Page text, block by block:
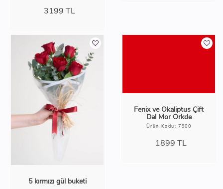
3199 TL
5 kırmızı gül buketi
Fenix ve Okaliptus Çift
Dal Mor Orkde
Ürün Kodu: 7900
1899 TL